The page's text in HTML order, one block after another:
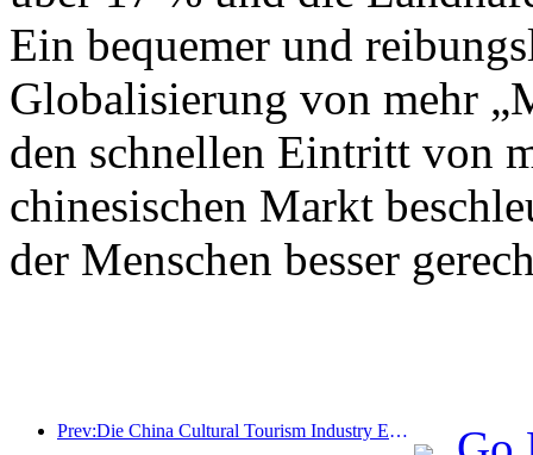
Ein bequemer und
Globalisierung von mehr
den schnellen Eintritt von
chinesischen Markt
der Menschen besser
Prev:Die China Cultural Tourism Industry Expo 2025 findet vom 12. bis 14. September in Wuhan statt.